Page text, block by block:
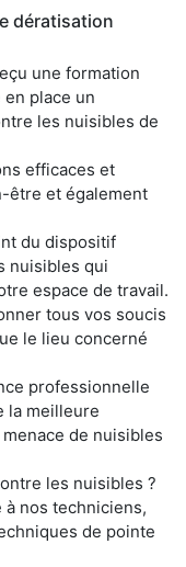
dératisation
une formation
place un
les nuisibles de
efficaces et
être et également
du dispositif
nuisibles qui
espace de travail.
tous vos soucis
le lieu concerné
professionnelle
la meilleure
de nuisibles
les nuisibles ?
nos techniciens,
de pointe